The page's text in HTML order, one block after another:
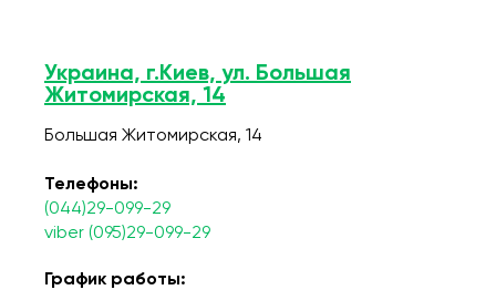
Украина, г.Киев, ул. Большая
Житомирская, 14
Большая Житомирская, 14
Телефоны:
(044)29-099-29
viber (095)29-099-29
График работы: